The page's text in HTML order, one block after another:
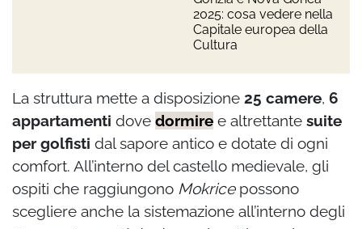
2025: cosa vedere nella
Capitale europea della
Cultura
La struttura mette a disposizione 25 camere, 6
appartamenti dove dormire e altrettante suite
per golfisti dal sapore antico e dotate di ogni
comfort. All’interno del castello medievale, gli
ospiti che raggiungono Mokricepossono
scegliere anche la sistemazione all’interno degli